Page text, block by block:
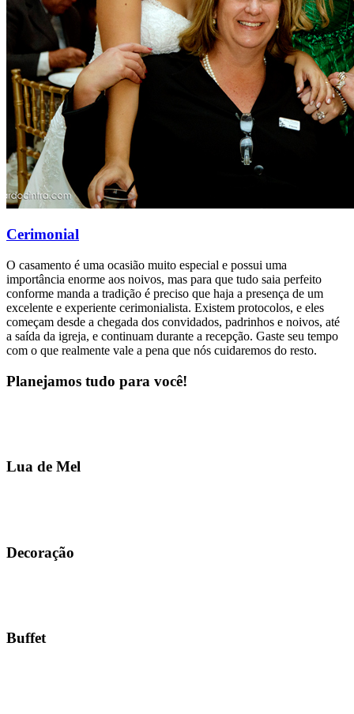
Cerimonial
O casamento é uma ocasião muito especial e possui uma
importância enorme aos noivos, mas para que tudo saia perfeito
conforme manda a tradição é preciso que haja a presença de um
excelente e experiente cerimonialista. Existem protocolos, e eles
começam desde a chegada dos convidados, padrinhos e noivos, até
a saída da igreja, e continuam durante a recepção. Gaste seu tempo
com o que realmente vale a pena que nós cuidaremos do resto.
Planejamos tudo para você!
Lua de Mel
Decoração
Buffet